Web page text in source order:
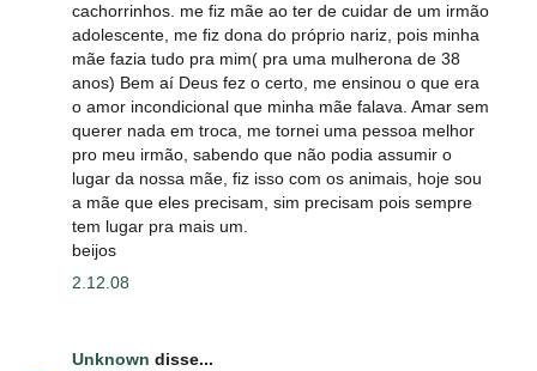
cachorrinhos. me fiz mãe ao ter de cuidar de um irmão
adolescente, me fiz dona do próprio nariz, pois minha
mãe fazia tudo pra mim( pra uma mulherona de 38
anos) Bem aí Deus fez o certo, me ensinou o que era
o amor incondicional que minha mãe falava. Amar sem
querer nada em troca, me tornei uma pessoa melhor
pro meu irmão, sabendo que não podia assumir o
lugar da nossa mãe, fiz isso com os animais, hoje sou
a mãe que eles precisam, sim precisam pois sempre
tem lugar pra mais um.
beijos
2.12.08
Unknown disse...